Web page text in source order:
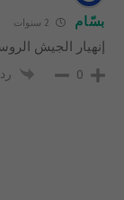
بسّام
إنهيار الجيش
0 رد